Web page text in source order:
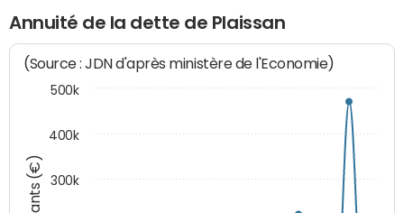
Annuité de la dette de Plaissan
(Source : JDN d'après ministère de l'Economie)
300k
400k
500k